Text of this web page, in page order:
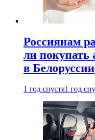
Россиянам
ли покупать
в Белоруссии
1 год спустя1 год